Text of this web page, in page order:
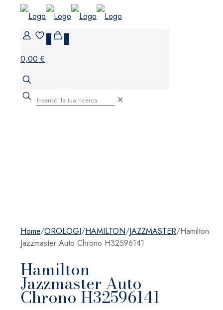
0,00 €
✕
Home/OROLOGI/HAMILTON/JAZZMASTER/Hamilton
Jazzmaster Auto Chrono H32596141
Hamilton
Jazzmaster Auto
Chrono H32596141